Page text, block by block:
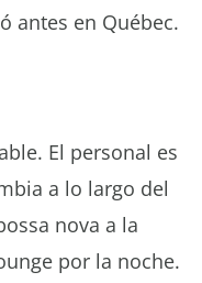
antes en Québec.
El personal es
a lo largo del
nova a la
por la noche.